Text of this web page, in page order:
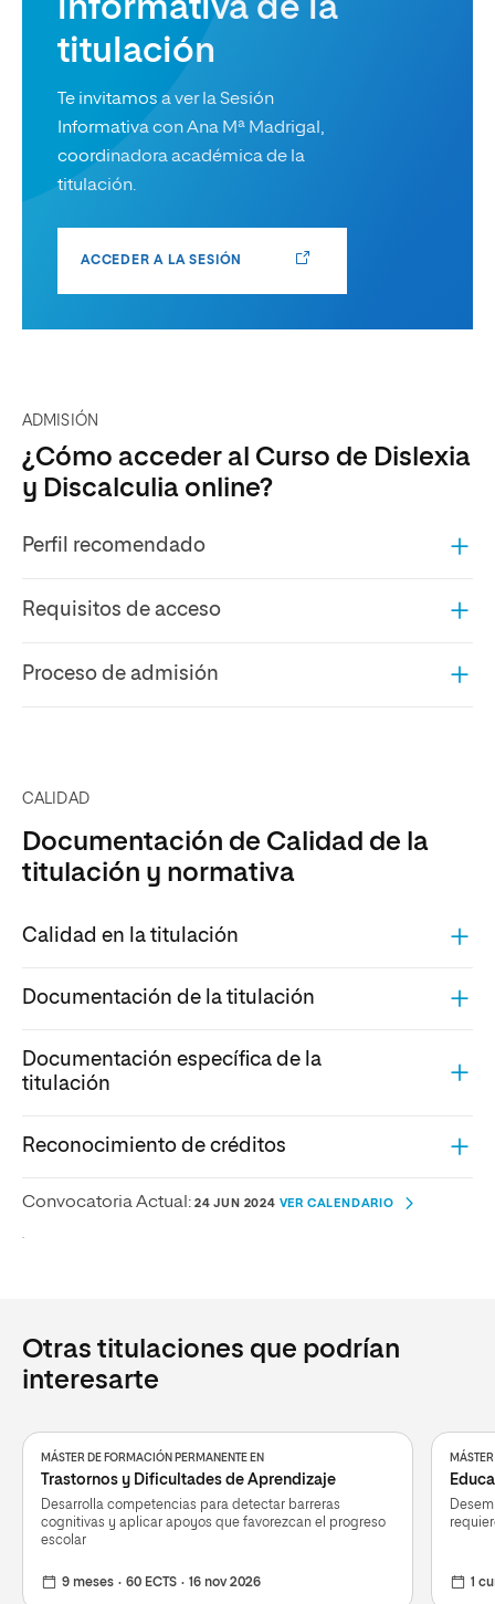
informativa de la
titulación
Te invitamos a ver la Sesión
Informativa con Ana Mª Madrigal,
coordinadora académica de la
titulación.
ACCEDER A LA SESIÓN
ADMISIÓN
¿Cómo acceder al Curso de Dislexia
y Discalculia online?
Perfil recomendado
Requisitos de acceso
Proceso de admisión
CALIDAD
Documentación de Calidad de la
titulación y normativa
Calidad en la titulación
Documentación de la titulación
Documentación específica de la
titulación
Reconocimiento de créditos
Convocatoria Actual: 24 JUN 2024 VER CALENDARIO
Otras titulaciones que podrían
interesarte
MÁSTER DE FORMACIÓN PERMANENTE EN
Trastornos y Dificultades de Aprendizaje
Desarrolla competencias para detectar barreras
cognitivas y aplicar apoyos que favorezcan el progreso
escolar
9 meses 60 ECTS 16 nov 2026 1